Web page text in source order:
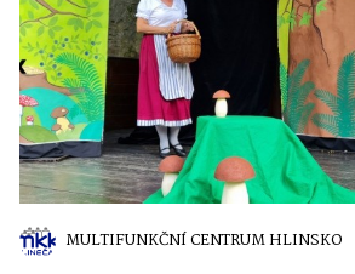
MULTIFUNKČNÍ CENTRUM HLINSKO